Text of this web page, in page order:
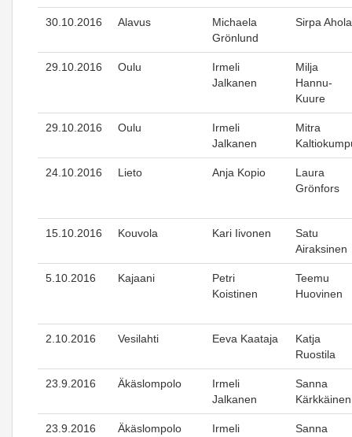
30.10.2016 Alavus
Michaela
Grönlund
Sirpa Ahola
29.10.2016 Oulu
Irmeli
Jalkanen
Milja
Hannu-
Kuure
29.10.2016 Oulu
Irmeli
Jalkanen
Mitra
24.10.2016 Lieto Anja Kopio
Laura
Grönfors
15.10.2016 Kouvola Kari Iivonen
Satu
Airaksinen
5.10.2016 Kajaani
Petri
Koistinen
Teemu
Huovinen
2.10.2016 Vesilahti Eeva Kaataja
Katja
Ruostila
23.9.2016 Äkäslompolo
Irmeli
Jalkanen
Sanna
Kärkkäinen
23.9.2016 Äkäslompolo
Irmeli
Sanna